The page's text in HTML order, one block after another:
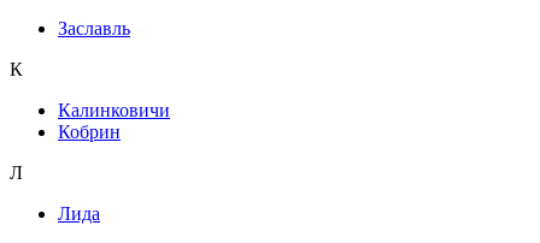
Заславль
К
Калинковичи
Кобрин
Л
Лида